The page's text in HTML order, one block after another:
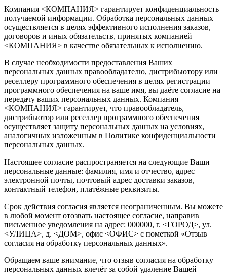
Компания <КОМПАНИЯ> гарантирует конфиденциальность
получаемой информации. Обработка персональных данных
осуществляется в целях эффективного исполнения заказов,
договоров и иных обязательств, принятых компанией
<КОМПАНИЯ> в качестве обязательных к исполнению.
В случае необходимости предоставления Ваших
персональных данных правообладателю, дистрибьютору или
реселлеру программного обеспечения в целях регистрации
программного обеспечения на ваше имя, вы даёте согласие на
передачу ваших персональных данных. Компания
<КОМПАНИЯ> гарантирует, что правообладатель,
дистрибьютор или реселлер программного обеспечения
осуществляет защиту персональных данных на условиях,
аналогичных изложенным в Политике конфиденциальности
персональных данных.
Настоящее согласие распространяется на следующие Ваши
персональные данные: фамилия, имя и отчество, адрес
электронной почты, почтовый адрес доставки заказов,
контактный телефон, платёжные реквизиты.
Срок действия согласия является неограниченным. Вы можете
в любой момент отозвать настоящее согласие, направив
письменное уведомления на адрес: 000000, г. <ГОРОД>, ул.
<УЛИЦА>, д. <ДОМ>, офис <ОФИС> с пометкой «Отзыв
согласия на обработку персональных данных».
Обращаем ваше внимание, что отзыв согласия на обработку
персональных данных влечёт за собой удаление Вашей